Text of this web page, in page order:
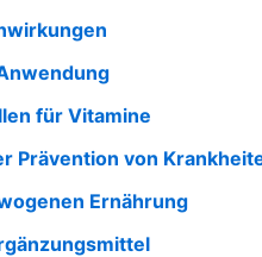
für Vitamine
Prävention von
Ernährung